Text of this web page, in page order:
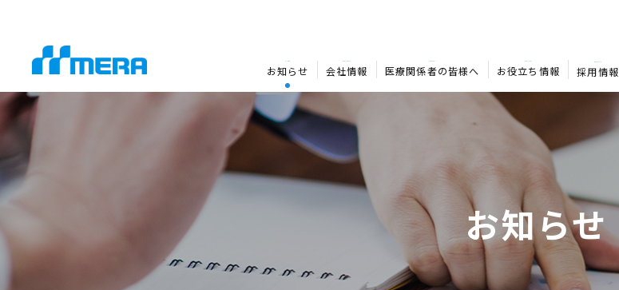
お知らせ 会社情報 医療関係者の皆様へ お役立ち情報 採用情報
お知らせ